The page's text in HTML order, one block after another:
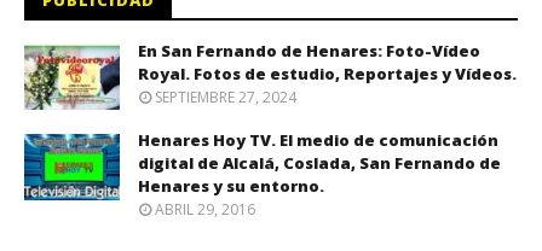
En San Fernando de Henares: Foto-Vídeo
Royal. Fotos de estudio, Reportajes y Vídeos.
SEPTIEMBRE 27, 2024
Henares Hoy TV. El medio de comunicación
digital de Alcalá, Coslada, San Fernando de
Henares y su entorno.
ABRIL 29, 2016